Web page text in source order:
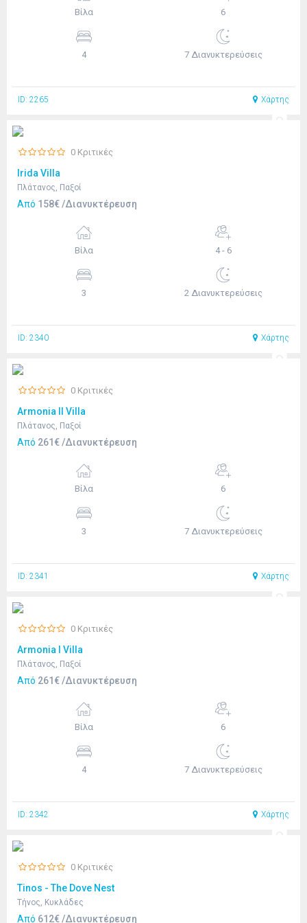
Βίλα 6
4 7 Διανυκτερεύσεις
ID: 2265 Χάρτης
0 Κριτικές
Irida Villa
Πλάτανος, Παξοί
Από 158€ /Διανυκτέρευση
Βίλα 4 - 6
3 2 Διανυκτερεύσεις
ID: 2340 Χάρτης
0 Κριτικές
Armonia II Villa
Πλάτανος, Παξοί
Από 261€ /Διανυκτέρευση
Βίλα 6
3 7 Διανυκτερεύσεις
ID: 2341 Χάρτης
0 Κριτικές
Armonia I Villa
Πλάτανος, Παξοί
Από 261€ /Διανυκτέρευση
Βίλα 6
4 7 Διανυκτερεύσεις
ID: 2342 Χάρτης
0 Κριτικές
Tinos - The Dove Nest
Τήνος, Κυκλάδες
Από 612€ /Διανυκτέρευση